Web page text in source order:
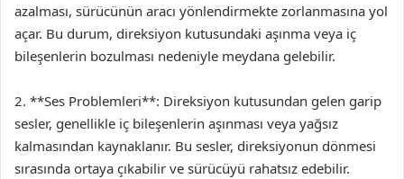
azalması, sürücünün aracı yönlendirmekte zorlanmasına yol
açar. Bu durum, direksiyon kutusundaki aşınma veya iç
bileşenlerin bozulması nedeniyle meydana gelebilir.
2. **Ses Problemleri**: Direksiyon kutusundan gelen garip
sesler, genellikle iç bileşenlerin aşınması veya yağsız
kalmasından kaynaklanır. Bu sesler, direksiyonun dönmesi
sırasında ortaya çıkabilir ve sürücüyü rahatsız edebilir.